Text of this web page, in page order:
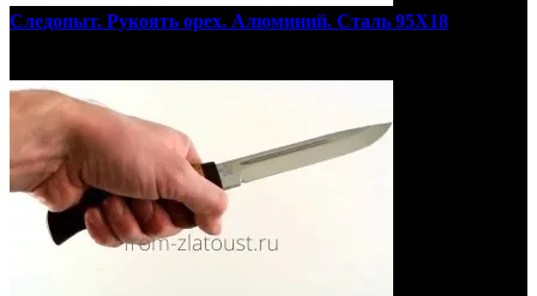
Следопыт. Рукоять орех. Алюминий. Сталь 95Х18